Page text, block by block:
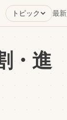
トピック 最新
・進